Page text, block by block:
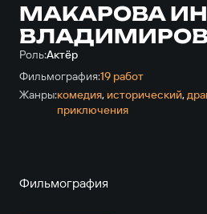
МАКАРОВА
Роль:Актёр
Фильмография:19 работ
Жанры:комедия, исторический,
приключе­ния
Фильмография